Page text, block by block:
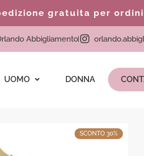
gratuita per
Abbigliamento
UOMO DONNA
SCONTO 30%